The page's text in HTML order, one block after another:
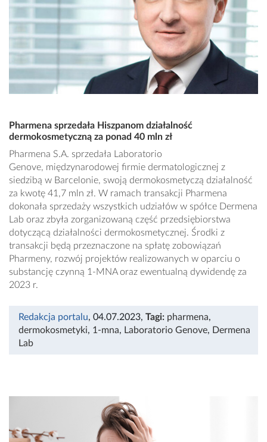
Pharmena sprzedała Hiszpanom działalność
dermokosmetyczną za ponad 40 mln zł
Pharmena S.A. sprzedała Laboratorio
Genove, międzynarodowej firmie dermatologicznej z
siedzibą w Barcelonie, swoją dermokosmetyczą działalność
za kwotę 41,7 mln zł. W ramach transakcji Pharmena
dokonała sprzedaży wszystkich udziałów w spółce Dermena
Lab oraz zbyła zorganizowaną część przedsiębiorstwa
dotyczącą działalności dermokosmetycznej. Środki z
transakcji będą przeznaczone na spłatę zobowiązań
Pharmeny, rozwój projektów realizowanych w oparciu o
substancję czynną 1-MNA oraz ewentualną dywidendę za
2023 r.
Redakcja portalu, 04.07.2023, Tagi: pharmena,
dermokosmetyki, 1-mna, Laboratorio Genove, Dermena
Lab